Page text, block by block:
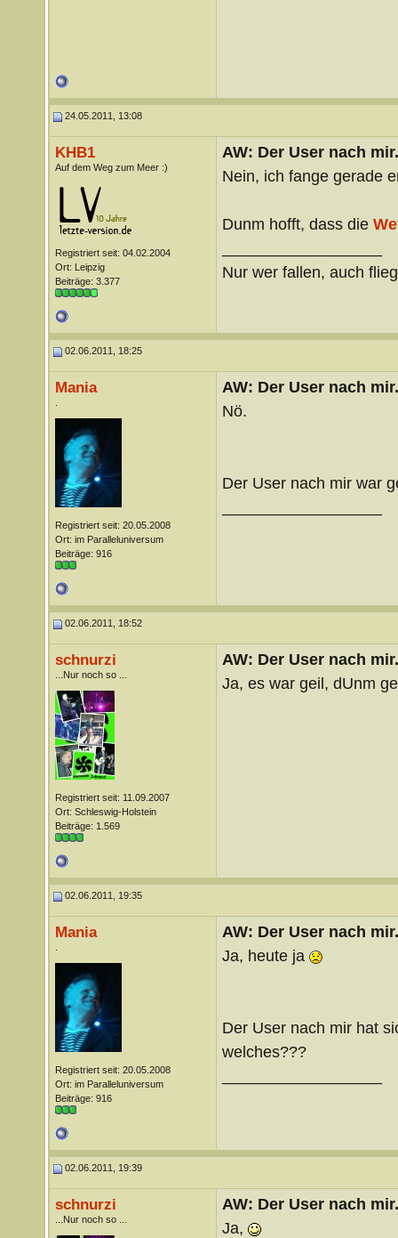
24.05.2011, 13:08
KHB1
Auf dem Weg zum Meer :)
Registriert seit: 04.02.2004
Ort: Leipzig
Beiträge: 3.377
AW: Der User nach
Nein, ich fange gerade
Dunm hofft, dass die
Nur wer fallen, auch
02.06.2011, 18:25
Mania
Registriert seit: 20.05.2008
Ort: im Paralleluniversum
Beiträge: 916
AW: Der User nach
Nö.
Der User nach mir war
02.06.2011, 18:52
schnurzi
...Nur noch so ...
Registriert seit: 11.09.2007
Ort: Schleswig-Holstein
Beiträge: 1.569
AW: Der User nach
Ja, es war geil, dUnm
02.06.2011, 19:35
Mania
Registriert seit: 20.05.2008
Ort: im Paralleluniversum
Beiträge: 916
AW: Der User nach
Ja, heute ja
Der User nach mir hat
welches???
02.06.2011, 19:39
schnurzi
...Nur noch so ...
AW: Der User nach
Ja,